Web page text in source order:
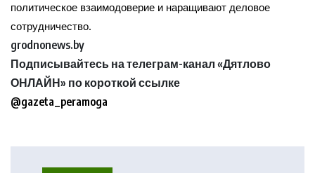
политическое взаимодоверие и наращивают деловое
сотрудничество.
grodnonews.by
Подписывайтесь на телеграм-канал «Дятлово
ОНЛАЙН» по короткой ссылке
@gazeta_peramoga